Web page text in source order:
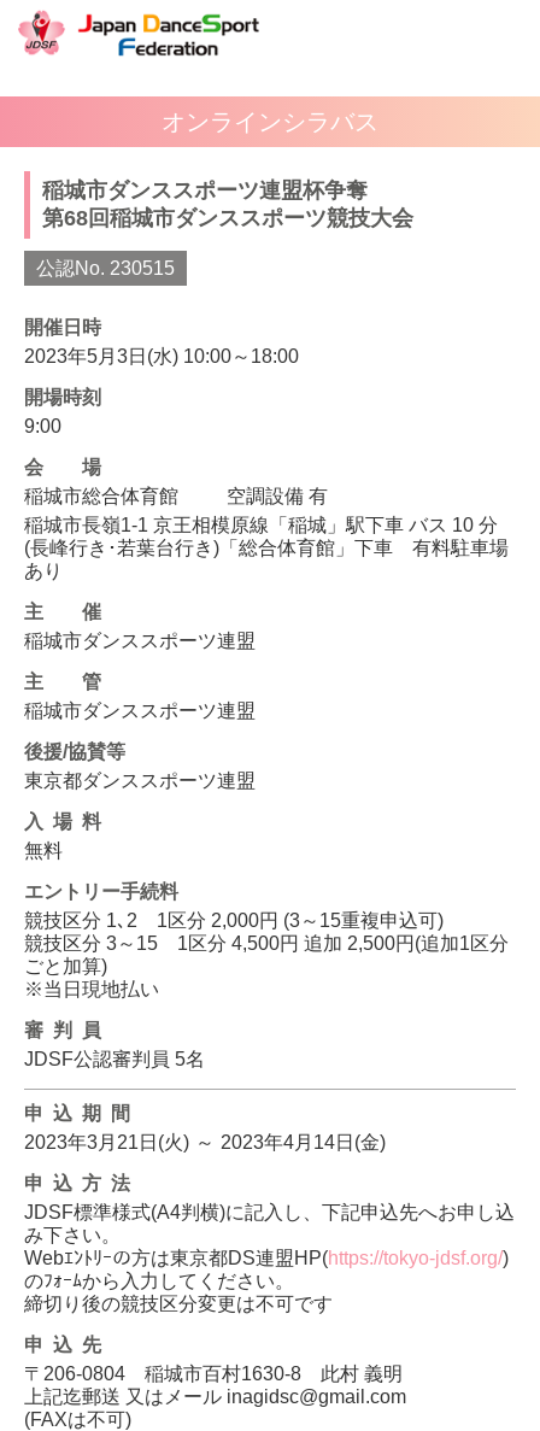
オンラインシラバス
稲城市ダンススポーツ連盟杯争奪
第68回稲城市ダンススポーツ競技大会
公認No. 230515
開催日時
2023年5月3日(水) 10:00～18:00
開場時刻
9:00
会場
稲城市総合体育館
空調設備 有
稲城市長嶺1-1 京王相模原線「稲城」駅下車 バス 10 分
(長峰行き･若葉台行き)「総合体育館」下車 有料駐車場
あり
主催
稲城市ダンススポーツ連盟
主管
稲城市ダンススポーツ連盟
後援/協賛等
東京都ダンススポーツ連盟
入場料
無料
エントリー手続料
競技区分 1､2 1区分 2,000円 (3～15重複申込可)
競技区分 3～15 1区分 4,500円 追加 2,500円(追加1区分
ごと加算)
※当日現地払い
審判員
JDSF公認審判員 5名
申込期間
2023年3月21日(火) ～ 2023年4月14日(金)
申込方法
JDSF標準様式(A4判横)に記入し、下記申込先へお申し込
み下さい。
Webｴﾝﾄﾘｰの方は東京都DS連盟HP(https://tokyo-jdsf.org/)
のﾌｫｰﾑから入力してください。
締切り後の競技区分変更は不可です
申込先
〒206-0804 稲城市百村1630-8 此村 義明
上記迄郵送 又はメール inagidsc@gmail.com
(FAXは不可)